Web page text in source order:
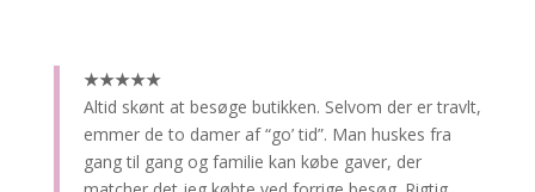
★★★★★
Altid skønt at besøge butikken. Selvom der er travlt,
emmer de to damer af “go’ tid”. Man huskes fra
gang til gang og familie kan købe gaver, der